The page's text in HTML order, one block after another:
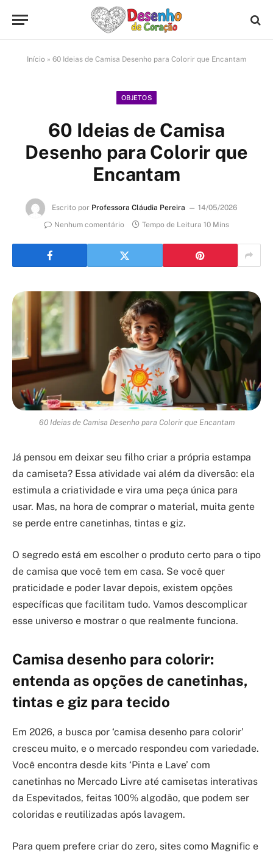
Início » 60 Ideias de Camisa Desenho para Colorir que Encantam
OBJETOS
60 Ideias de Camisa
Desenho para Colorir que
Encantam
Escrito por Professora Cláudia Pereira
14/05/2026
Nenhum comentário
Tempo de Leitura 10 Mins
60 Ideias de Camisa Desenho para Colorir que Encantam
Já pensou em deixar seu filho criar a própria estampa
da camiseta? Essa atividade vai além da diversão: ela
estimula a criatividade e vira uma peça única para
usar. Mas, na hora de comprar o material, muita gente
se perde entre canetinhas, tintas e giz.
O segredo está em escolher o produto certo para o tipo
de camisa que você tem em casa. Se você quer
praticidade e poder lavar depois, existem opções
específicas que facilitam tudo. Vamos descomplicar
esse universo e mostrar o que realmente funciona.
Camisa desenho para colorir:
entenda as opções de canetinhas,
tintas e giz para tecido
Em 2026, a busca por ‘camisa desenho para colorir’
cresceu muito, e o mercado respondeu com variedade.
Você encontra desde kits ‘Pinta e Lave’ com
canetinhas no Mercado Livre até camisetas interativas
da Espevitados, feitas 100% algodão, que podem ser
coloridas e reutilizadas após lavagem.
Para quem prefere criar do zero, sites como Magnific e